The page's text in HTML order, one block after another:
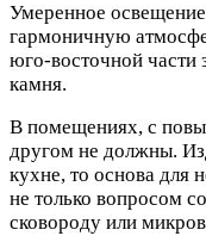
Умеренное
гармоничную
юго-восточной части
камня.
В помещениях, с
другом не должны.
кухне, то основа для
не только вопросом
сковороду или